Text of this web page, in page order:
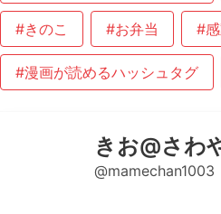
#きのこ #お弁当 #
#漫画が読めるハッシュタグ
きお@さわ
@mamechan1003